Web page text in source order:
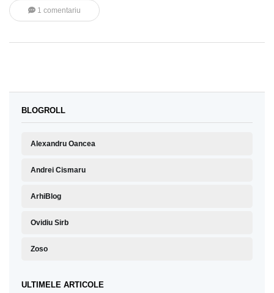
1 comentariu
BLOGROLL
Alexandru Oancea
Andrei Cismaru
ArhiBlog
Ovidiu Sirb
Zoso
ULTIMELE ARTICOLE